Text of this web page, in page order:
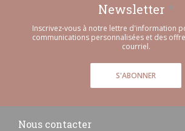
Newsletter *
Inscrivez-vous à notre lettre d'information
communications personnalisées et des
courriel.
S'ABONNER
Nous contacter